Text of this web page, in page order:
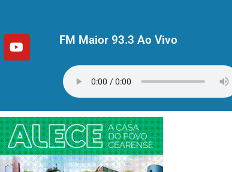
FM Maior 93.3 Ao Vivo